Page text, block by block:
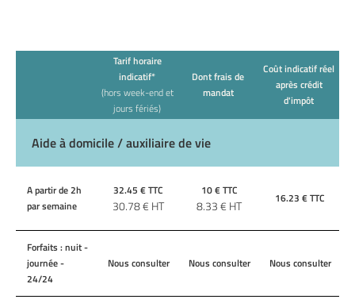
Tarif horaire
indicatif*
(hors week-end et
jours fériés)
Dont frais de
mandat
Coût indicatif réel
après crédit
d'impôt
Aide à domicile / auxiliaire de vie
A partir de 2h
par semaine
32.45 € TTC
30.78€ HT
10€ TTC
8.33€ HT 16.23 € TTC
Forfaits : nuit -
journée -
24/24
Nous consulter Nous consulter Nous consulter